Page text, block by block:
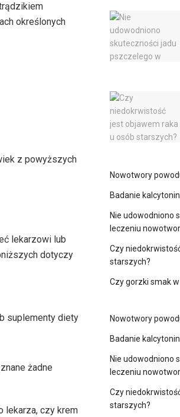
określonych
z powyższych
lekarzowi lub
dotyczy
suplementy diety
żadne
lekarza, czy krem
Nowotwory
Badanie
Nie udowodniono
leczeniu
Czy
starszych?
Czy gorzki smak
Nowotwory
Badanie
Nie udowodniono
leczeniu
Czy
starszych?